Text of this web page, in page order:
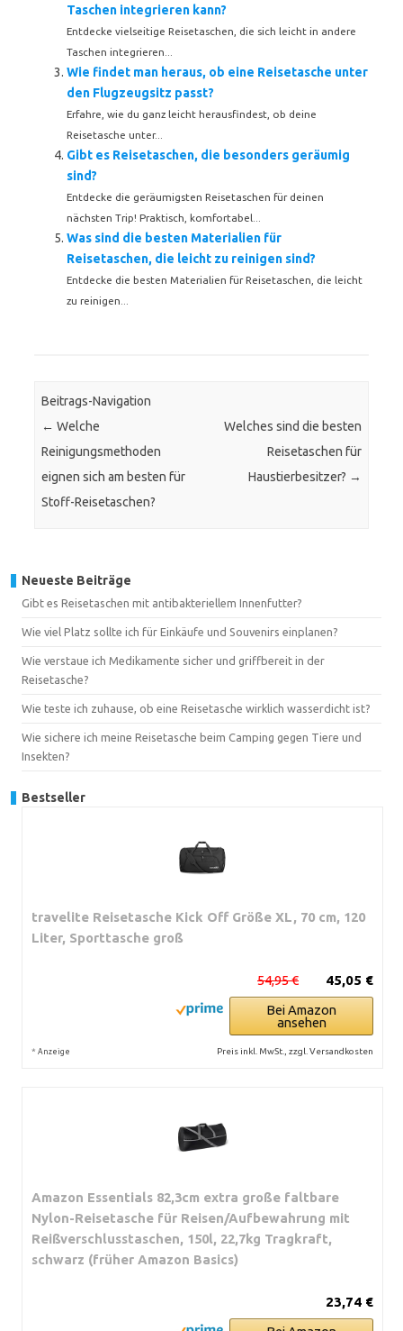
Taschen integrieren kann?
Entdecke vielseitige Reisetaschen, die sich leicht in andere
Taschen integrieren...
Wie findet man heraus, ob eine Reisetasche unter
den Flugzeugsitz passt?
Erfahre, wie du ganz leicht herausfindest, ob deine
Reisetasche unter...
Gibt es Reisetaschen, die besonders geräumig
sind?
Entdecke die geräumigsten Reisetaschen für deinen
nächsten Trip! Praktisch, komfortabel...
Was sind die besten Materialien für
Reisetaschen, die leicht zu reinigen sind?
Entdecke die besten Materialien für Reisetaschen, die leicht
zu reinigen...
Beitrags-Navigation
← Welche
Reinigungsmethoden
eignen sich am besten für
Stoff-Reisetaschen?
Welches sind die besten
Reisetaschen für
Haustierbesitzer? →
Neueste Beiträge
Gibt es Reisetaschen mit antibakteriellem Innenfutter?
Wie viel Platz sollte ich für Einkäufe und Souvenirs einplanen?
Wie verstaue ich Medikamente sicher und griffbereit in der
Reisetasche?
Wie teste ich zuhause, ob eine Reisetasche wirklich wasserdicht ist?
Wie sichere ich meine Reisetasche beim Camping gegen Tiere und
Insekten?
Bestseller
travelite Reisetasche Kick Off Größe XL, 70 cm, 120
Liter, Sporttasche groß
45,05 €
54,95 €
Bei Amazon
ansehen
* Anzeige Preis inkl. MwSt., zzgl. Versandkosten
Amazon Essentials 82,3cm extra große faltbare
Nylon-Reisetasche für Reisen/Aufbewahrung mit
Reißverschlusstaschen, 150l, 22,7kg Tragkraft,
schwarz (früher Amazon Basics)
23,74 €